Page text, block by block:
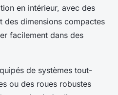
en intérieur, avec des
des dimensions compactes
facilement dans des
de systèmes tout-
ou des roues robustes